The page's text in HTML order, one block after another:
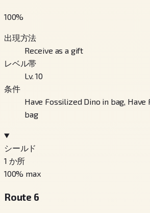
100%
出現方法
Receive as a gift
レベル帯
Lv. 10
条件
Have Fossilized Dino in bag, Have
bag
シールド
1 か所
100% max
Route 6